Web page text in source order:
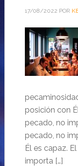
17/08/2022 POR
posición con
pecado, no
pecado, no
Él es capaz.
importa […]